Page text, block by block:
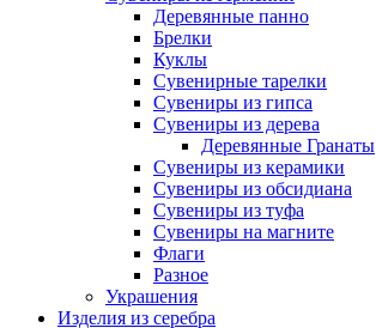
Деревянные панно
Брелки
Куклы
Сувенирные тарелки
Сувениры из гипса
Сувениры из дерева
Деревянные Гранаты
Сувениры из керамики
Сувениры из обсидиана
Сувениры из туфа
Сувениры на магните
Флаги
Разное
Украшения
Изделия из серебра